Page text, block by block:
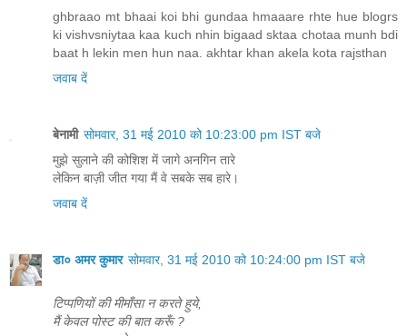
ghbraao mt bhaai koi bhi gundaa hmaaare rhte hue blogrs
ki vishvsniytaa kaa kuch nhin bigaad sktaa chotaa munh bdi
baat h lekin men hun naa. akhtar khan akela kota rajsthan
जवाब दें
बेनामी सोमवार, 31 मई 2010 को 10:23:00 pm IST बजे
मुझे सुलाने की कोशिश में जागे अनगिन तारे
लेकिन बाज़ी जीत गया मैं वे सबके सब हारे।
जवाब दें
डा० अमर कुमार सोमवार, 31 मई 2010 को 10:24:00 pm IST बजे
टिप्पणियों की मीमाँसा न करते हुये,
मैं केवल पोस्ट की बात करूँ ?